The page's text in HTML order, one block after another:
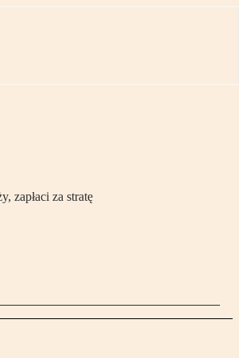
zapłaci za stratę